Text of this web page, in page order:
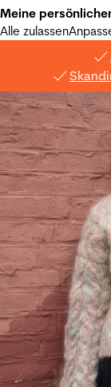
Meine
Alle zulassen